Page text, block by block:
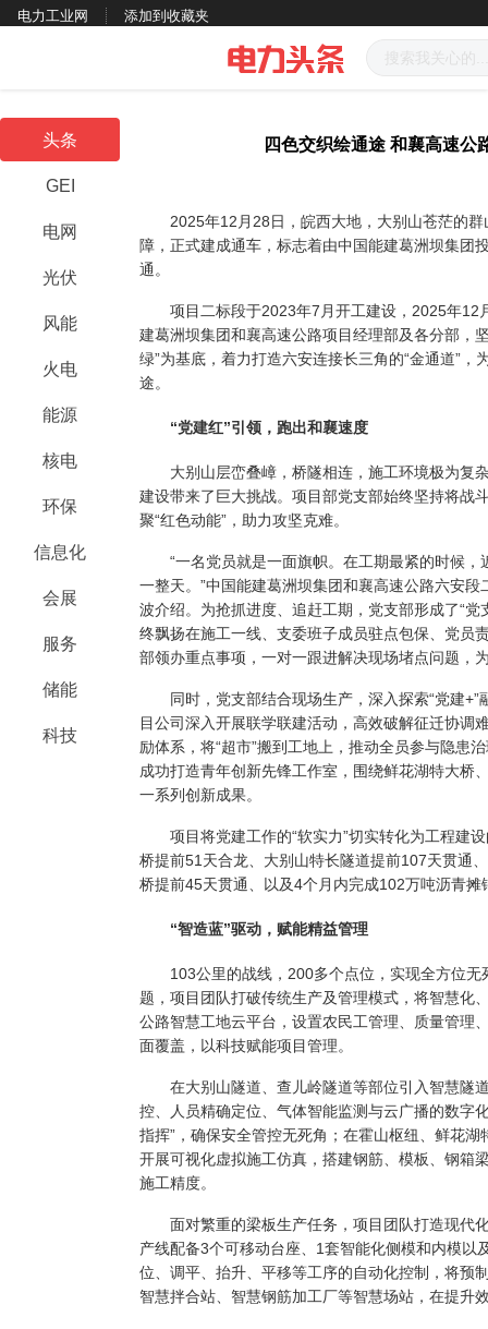
电力工业网 添加到收藏夹
头条
GEI
电网
光伏
风能
火电
能源
核电
环保
信息化
会展
服务
储能
科技
四色交织绘通途 和襄高速公
2025年12月28日，皖西大地，大别山苍茫的群
障，正式建成通车，标志着由中国能建葛洲坝集团
通。
项目二标段于2023年7月开工建设，2025年12
建葛洲坝集团和襄高速公路项目经理部及各分部，
绿”为基底，着力打造六安连接长三角的“金通道”
途。
“党建红”引领，跑出和襄速度
大别山层峦叠嶂，桥隧相连，施工环境极为复
建设带来了巨大挑战。项目部党支部始终坚持将战
聚“红色动能”，助力攻坚克难。
“一名党员就是一面旗帜。在工期最紧的时候，
一整天。”中国能建葛洲坝集团和襄高速公路六安
波介绍。为抢抓进度、追赶工期，党支部形成了“
终飘扬在施工一线、支委班子成员驻点包保、党员
部领办重点事项，一对一跟进解决现场堵点问题，
同时，党支部结合现场生产，深入探索“党建+”
目公司深入开展联学联建活动，高效破解征迁协调
励体系，将“超市”搬到工地上，推动全员参与隐患
成功打造青年创新先锋工作室，围绕鲜花湖特大桥
一系列创新成果。
项目将党建工作的“软实力”切实转化为工程建设
桥提前51天合龙、大别山特长隧道提前107天贯通
桥提前45天贯通、以及4个月内完成102万吨沥青摊
“智造蓝”驱动，赋能精益管理
103公里的战线，200多个点位，实现全方位无
题，项目团队打破传统生产及管理模式，将智慧化
公路智慧工地云平台，设置农民工管理、质量管理
面覆盖，以科技赋能项目管理。
在大别山隧道、查儿岭隧道等部位引入智慧隧
控、人员精确定位、气体智能监测与云广播的数字
指挥”，确保安全管控无死角；在霍山枢纽、鲜花
开展可视化虚拟施工仿真，搭建钢筋、模板、钢箱
施工精度。
面对繁重的梁板生产任务，项目团队打造现代
产线配备3个可移动台座、1套智能化侧模和内模以
位、调平、抬升、平移等工序的自动化控制，将预
智慧拌合站、智慧钢筋加工厂等智慧场站，在提升